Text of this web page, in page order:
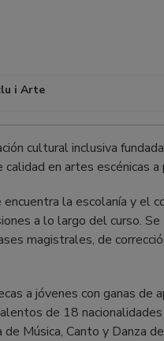
i Arte
cultural inclusiva
calidad en artes escénicas
la escolanía y el
a lo largo del curso.
magistrales, de
a jóvenes con ganas de
de 18
de Música, Canto y Danza